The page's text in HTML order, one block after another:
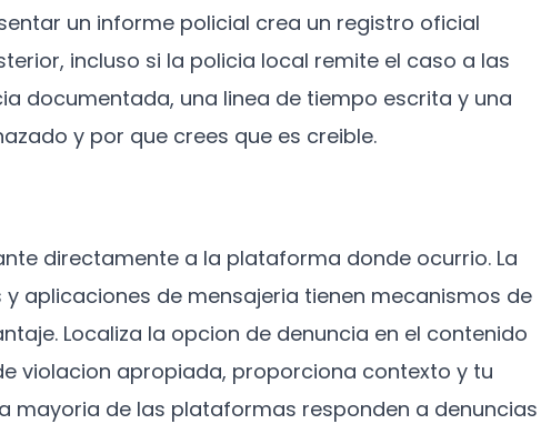
un informe policial crea un registro oficial
incluso si la policia local remite el caso a las
documentada, una linea de tiempo escrita y una
y por que crees que es creible.
directamente a la plataforma donde ocurrio. La
aplicaciones de mensajeria tienen mecanismos de
Localiza la opcion de denuncia en el contenido
violacion apropiada, proporciona contexto y tu
mayoria de las plataformas responden a denuncias